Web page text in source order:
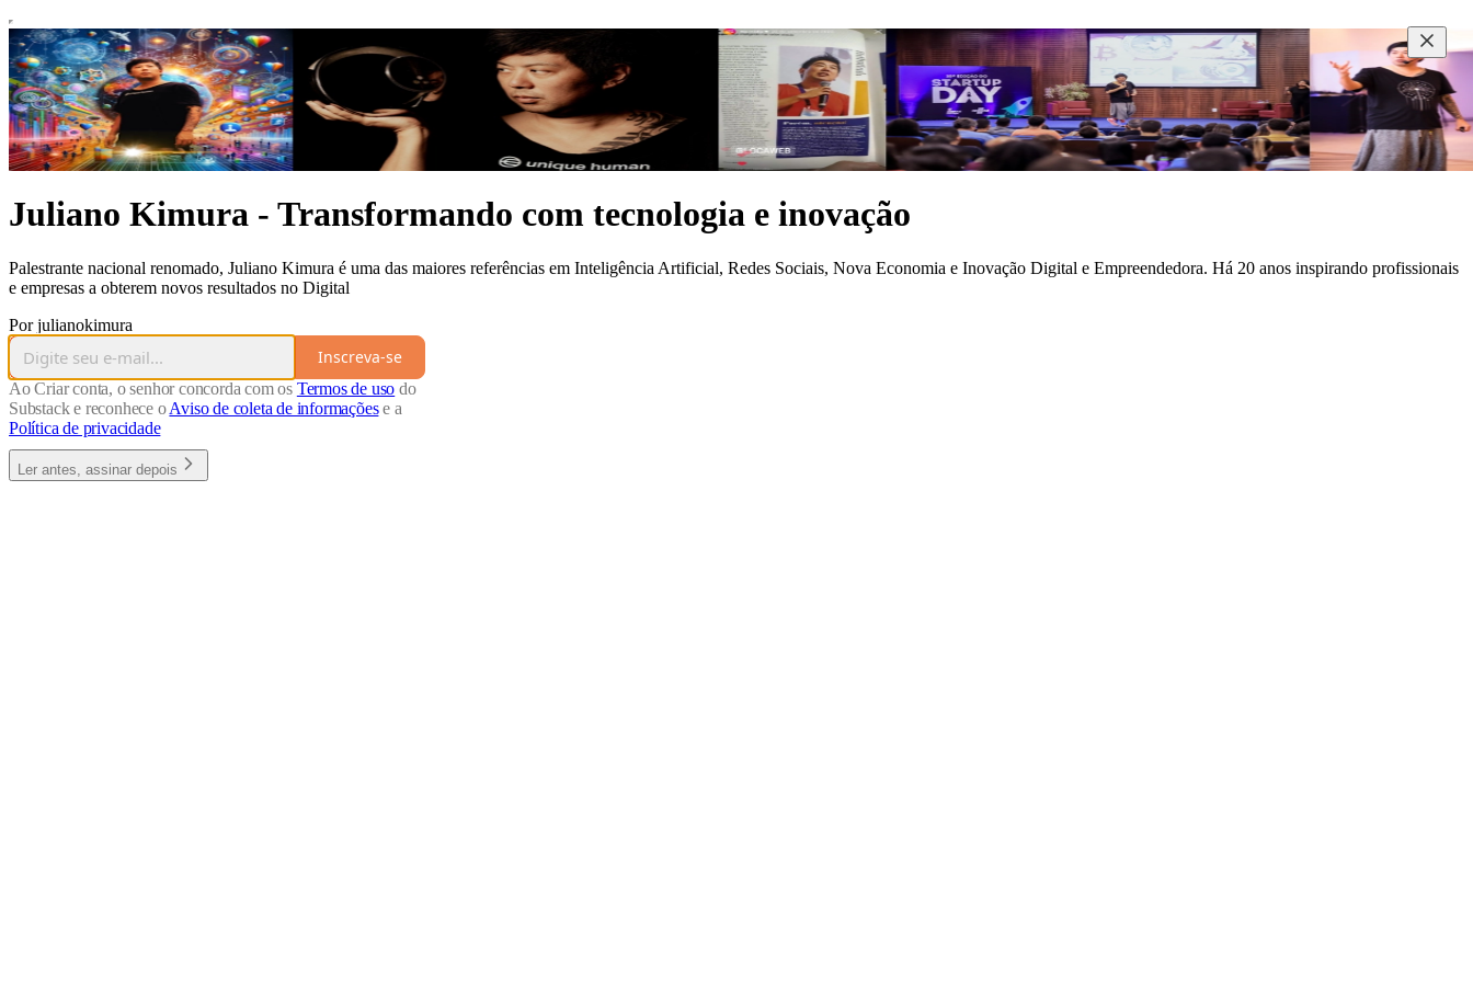
Juliano Kimura - Transformando com tecnologia e inovação
Palestrante nacional renomado, Juliano Kimura é uma das maiores referências em Inteligência Artificial, Redes Sociais, Nova Economia e Inovação Digital e Empreendedora. Há 20 anos inspirando profissionais
e empresas a obterem novos resultados no Digital
Por julianokimura
Inscreva-se
Ao Criar conta, o senhor concorda com os Termos de uso do
Substack e reconhece oAviso de coleta de informaçõese a
Política de privacidade
Ler antes, assinar depois